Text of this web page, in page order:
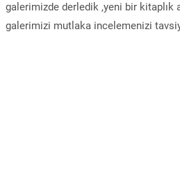
galerimizde derledik ,yeni bir kitaplık
galerimizi mutlaka incelemenizi